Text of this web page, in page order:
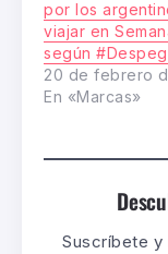
por los
viajar en
según
20 de febrero
En «Marcas»
Suscríbete y